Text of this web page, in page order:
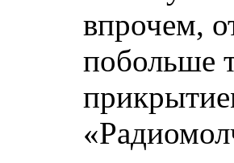
впрочем,
побольше